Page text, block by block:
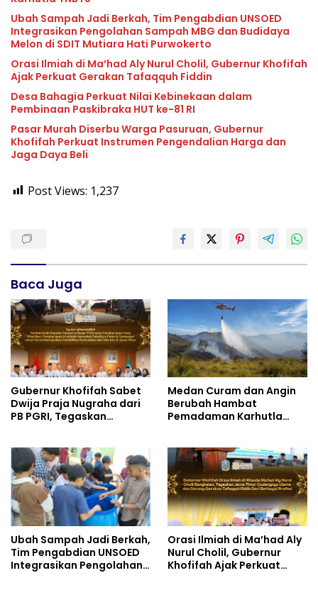
Ubah Sampah Jadi Berkah, Tim Pengabdian UNSOED
Integrasikan Pengolahan Sampah MBG dan Budidaya
Melon di SDIT Mutiara Hati Purwokerto
Orasi Ilmiah di Ma’had Aly Nurul Cholil, Gubernur Khofifah
Ajak Perkuat Gerakan Tafaqquh Fiddin
Desa Bahagia Perkuat Nilai Kebinekaan dalam
Pembinaan Paskibraka HUT ke-81 RI
Pasar Murah Diserbu Warga Pasuruan, Gubernur
Khofifah Perkuat Instrumen Pengendalian Harga dan
Jaga Daya Beli
Post Views: 1,237
Baca Juga
Gubernur Khofifah Sabet
Dwija Praja Nugraha dari
PB PGRI, Tegaskan
Berkualitas dan Merata
Medan Curam dan Angin
Berubah Hambat
Pemadaman Karhutla
Ubah Sampah Jadi Berkah,
Tim Pengabdian UNSOED
Integrasikan Pengolahan
Orasi Ilmiah di Ma’had Aly
Nurul Cholil, Gubernur
Khofifah Ajak Perkuat